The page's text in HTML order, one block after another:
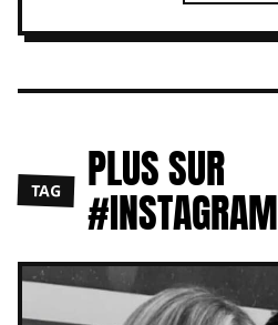
TAG PLUS SUR
#INSTAGRAM